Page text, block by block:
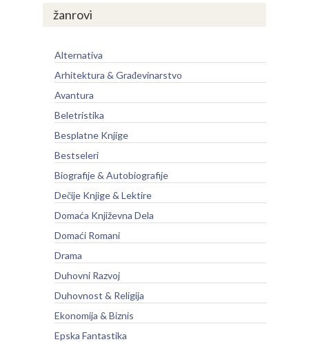
žanrovi
Alternativa
Arhitektura & Građevinarstvo
Avantura
Beletristika
Besplatne Knjige
Bestseleri
Biografije & Autobiografije
Dečije Knjige & Lektire
Domaća Književna Dela
Domaći Romani
Drama
Duhovni Razvoj
Duhovnost & Religija
Ekonomija & Biznis
Epska Fantastika